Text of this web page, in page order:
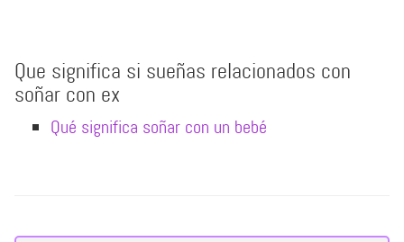
Que significa si sueñas relacionados con
soñar con ex
Qué significa soñar con un bebé